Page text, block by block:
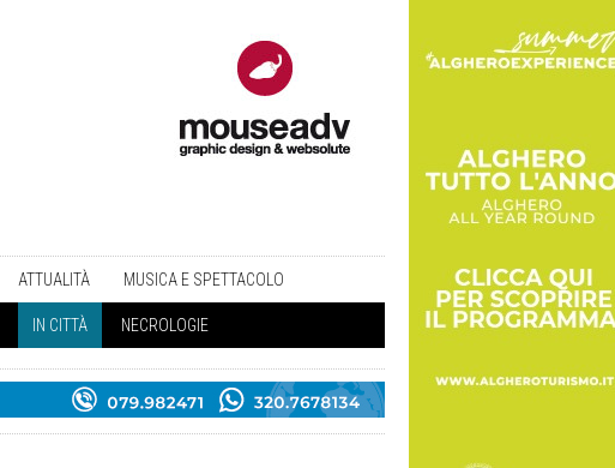
ATTUALITÀ MUSICA E SPETTACOLO
IN CITTÀ NECROLOGIE